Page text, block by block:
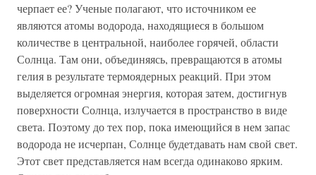
черпает ее? Ученые полагают, что источником ее
являются атомы водорода, находящиеся в большом
количестве в центральной, наиболее горячей, области
Солнца. Там они, объединяясь, превращаются в атомы
гелия в результате термоядерных реакций. При этом
выделяется огромная энергия, которая затем, достигнув
поверхности Солнца, излучается в пространство в виде
света. Поэтому до тех пор, пока имеющийся в нем запас
водорода не исчерпан, Солнце будетдавать нам свой свет.
Этот свет представляется нам всегда одинаково ярким.